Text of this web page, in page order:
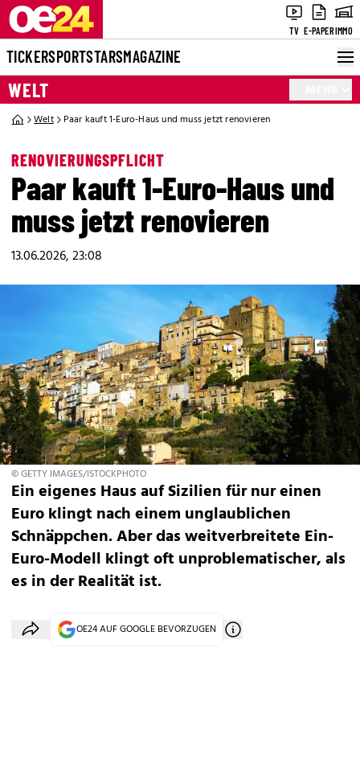
TV E-PAPERIMMO
TICKERSPORTSTARSMAGAZINE
WELT
Welt Paar kauft 1-Euro-Haus und muss jetzt renovieren
RENOVIERUNGSPFLICHT
Paar kauft 1-Euro-Haus und
muss jetzt renovieren
13.06.2026, 23:08
© GETTY IMAGES/ISTOCKPHOTO
Ein eigenes Haus auf Sizilien für nur einen
Euro klingt nach einem unglaublichen
Schnäppchen. Aber das weitverbreitete Ein-
Euro-Modell klingt oft unproblematischer, als
es in der Realität ist.
OE24 AUF GOOGLE BEVORZUGEN